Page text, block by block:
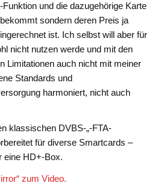
und die dazugehörige Karte
sondern deren Preis ja
ist. Ich selbst will aber für
nicht nutzen werde und mit den
Limitationen auch nicht mit meiner
Standards und
harmoniert, nicht auch
klassischen DVBS-„-FTA-
für diverse Smartcards –
eine HD+-Box.
zum Video.